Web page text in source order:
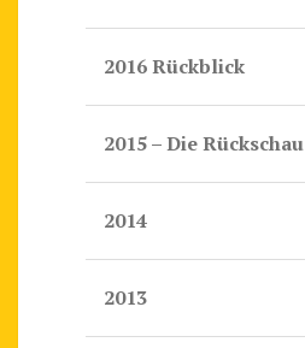
2016 Rückblick
2015 – Die Rückschau
2014
2013